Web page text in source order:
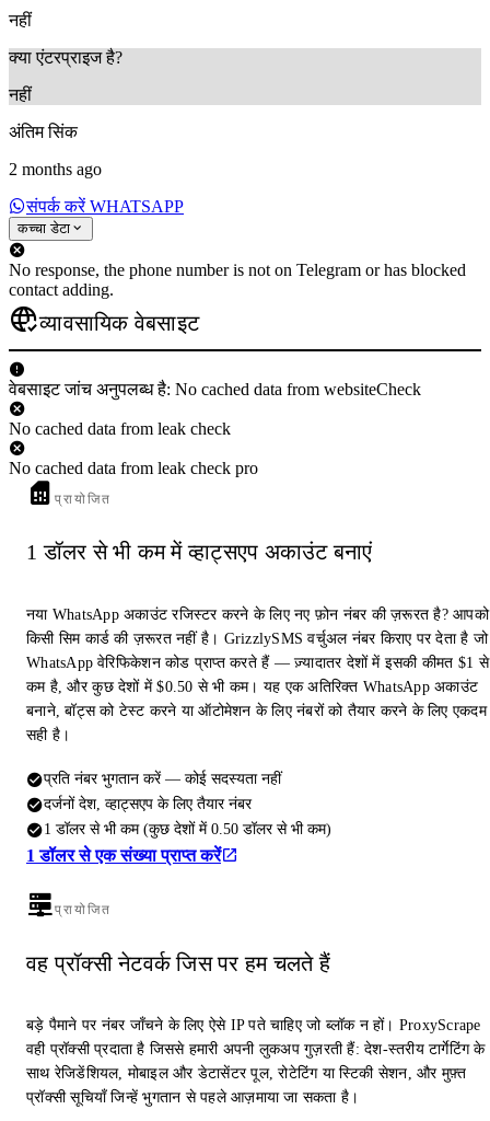
नहीं
क्या एंटरप्राइज है?
नहीं
अंतिम सिंक
2 months ago
संपर्क करें WHATSAPP
कच्चा डेटा
No response, the phone number is not on Telegram or has blocked
contact adding.
व्यावसायिक वेबसाइट
वेबसाइट जांच अनुपलब्ध है: No cached data from websiteCheck
No cached data from leak check
No cached data from leak check pro
प्रायोजित
1 डॉलर से भी कम में व्हाट्सएप अकाउंट बनाएं
नया WhatsApp अकाउंट रजिस्टर करने के लिए नए फ़ोन नंबर की ज़रूरत है? आपको
किसी सिम कार्ड की ज़रूरत नहीं है। GrizzlySMS वर्चुअल नंबर किराए पर देता है जो
WhatsApp वेरिफिकेशन कोड प्राप्त करते हैं — ज़्यादातर देशों में इसकी कीमत $1 से
कम है, और कुछ देशों में $0.50 से भी कम। यह एक अतिरिक्त WhatsApp अकाउंट
बनाने, बॉट्स को टेस्ट करने या ऑटोमेशन के लिए नंबरों को तैयार करने के लिए एकदम
सही है।
प्रति नंबर भुगतान करें — कोई सदस्यता नहीं
दर्जनों देश, व्हाट्सएप के लिए तैयार नंबर
1 डॉलर से भी कम (कुछ देशों में 0.50 डॉलर से भी कम)
1 डॉलर से एक संख्या प्राप्त करें
प्रायोजित
वह प्रॉक्सी नेटवर्क जिस पर हम चलते हैं
बड़े पैमाने पर नंबर जाँचने के लिए ऐसे IP पते चाहिए जो ब्लॉक न हों। ProxyScrape
वही प्रॉक्सी प्रदाता है जिससे हमारी अपनी लुकअप गुज़रती हैं: देश-स्तरीय टार्गेटिंग के
साथ रेजिडेंशियल, मोबाइल और डेटासेंटर पूल, रोटेटिंग या स्टिकी सेशन, और मुफ़्त
प्रॉक्सी सूचियाँ जिन्हें भुगतान से पहले आज़माया जा सकता है।